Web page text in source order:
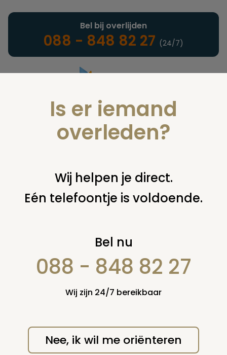
Landelijke uitvaartonderneming
Bel bij overlijden
088 - 848 82 27 (24/7)
U bent hier: home nieuws & agenda nieuws associatie
uitvaartverzorging bouwt nieuw alkmaars uitvaartcentrum
Associatie
Uitvaartverzorging
bouwt nieuw
Alkmaars
uitvaartcentrum
dinsdag 23 oktober 2012
Is er iemand
overleden?
Wij helpen je direct.
Eén telefoontje is voldoende.
Bel nu
088 - 848 82 27
Wij zijn 24/7 bereikbaar
Nee, ik wil me oriënteren